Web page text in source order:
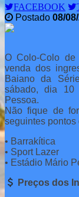
FACEBOOK
Postado 08/
O Colo-Colo
venda dos
Baiano da
sábado, dia 10
Pessoa.
Não fique de
seguintes pontos
• Barrakítica
• Sport Lazer
• Estádio Mário
Preços dos